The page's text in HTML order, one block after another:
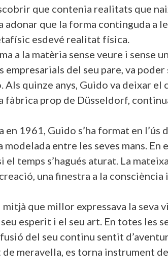
que contenia realitats que
que la forma continguda a
esdevé realitat física.
a la matèria sense veure i sense
del seu pare, va
quinze anys, Guido va deixar el
fàbrica prop de Düsseldorf,
en 1961, Guido s’ha format en
entre les seves mans.
el temps s’hagués aturat. La
una finestra a la
que millor expressava la seva
esperit i el seu art. En totes les
del seu continu sentit
meravella, es torna instrument